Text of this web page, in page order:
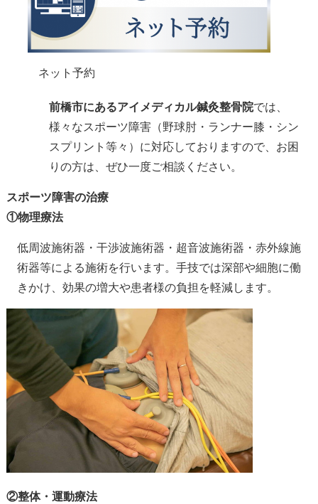
ネット予約
前橋市にあるアイメディカル鍼灸整骨院では、
様々なスポーツ障害（野球肘・ランナー膝・シン
スプリント等々）に対応しておりますので、お困
りの方は、ぜひ一度ご相談ください。
スポーツ障害の治療
①物理療法
低周波施術器・干渉波施術器・超音波施術器・赤外線施
術器等による施術を行います。手技では深部や細胞に働
きかけ、効果の増大や患者様の負担を軽減します。
②整体・運動療法